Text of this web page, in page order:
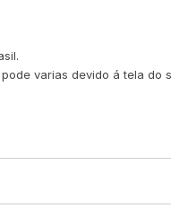
varias devido á tela do